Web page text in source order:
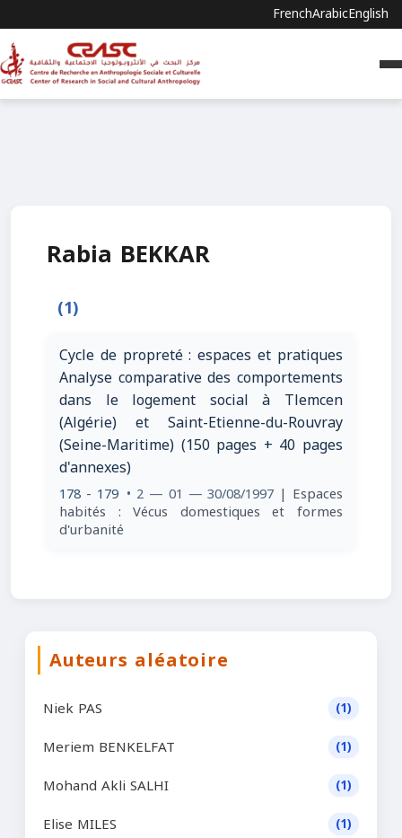
FrenchArabicEnglish
Rabia BEKKAR
(1)
Cycle de propreté : espaces et pratiques
Analyse comparative des comportements
dans le logement social à Tlemcen
(Algérie) et Saint-Etienne-du-Rouvray
(Seine-Maritime) (150 pages + 40 pages
d'annexes)
178 - 179 • 2 — 01 — 30/08/1997 | Espaces
habités : Vécus domestiques et formes
d'urbanité
Auteurs aléatoire
Niek PAS (1)
Meriem BENKELFAT (1)
Mohand Akli SALHI (1)
Elise MILES (1)